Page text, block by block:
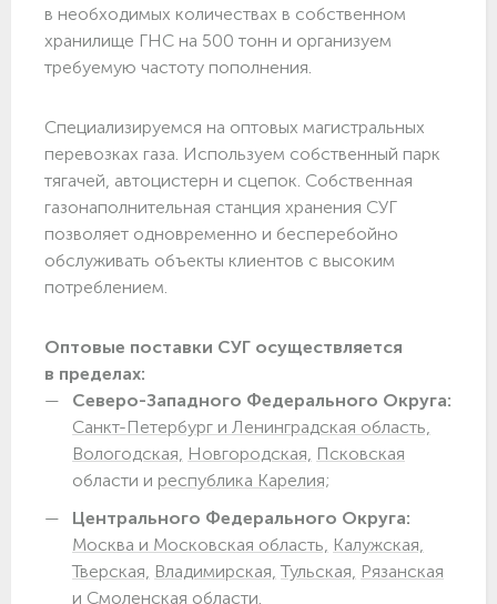
в необходимых количествах в собственном
хранилище ГНС на 500 тонн и организуем
требуемую частоту пополнения.
Специализируемся на оптовых магистральных
перевозках газа. Используем собственный парк
тягачей, автоцистерн и сцепок. Собственная
газонаполнительная станция хранения СУГ
позволяет одновременно и бесперебойно
обслуживать объекты клиентов с высоким
потреблением.
Оптовые поставки СУГ осуществляется
в пределах:
Северо-Западного Федерального Округа:
Санкт-Петербург и Ленинградская область,
Вологодская, Новгородская, Псковская
области и республика Карелия;
Центрального Федерального Округа:
Москва и Московская область, Калужская,
Тверская, Владимирская, Тульская, Рязанская
и Смоленская области.